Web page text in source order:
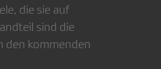
die sie auf
sind die
den kommenden